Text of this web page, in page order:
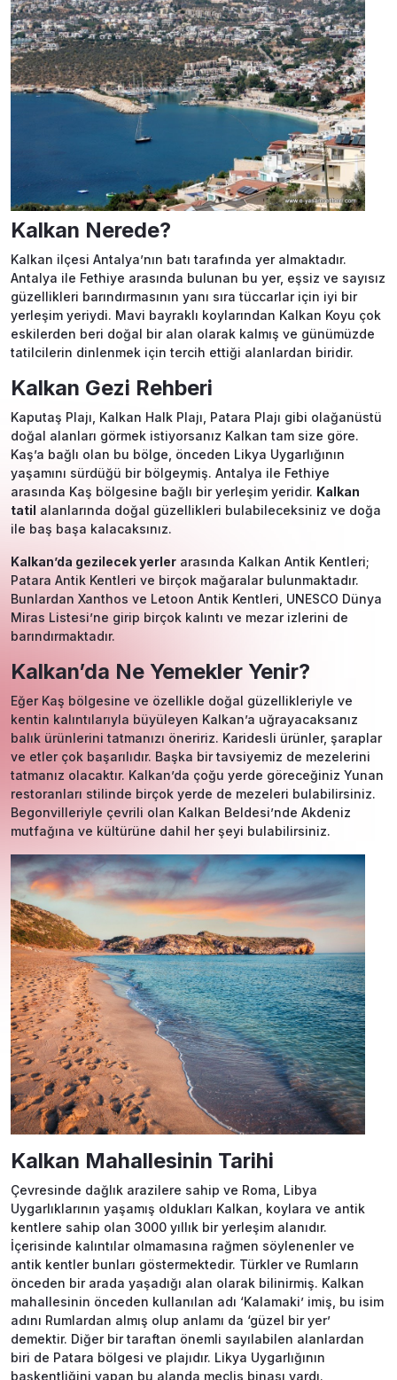
Kalkan Nerede?
Kalkan ilçesi Antalya’nın batı tarafında yer almaktadır.
Antalya ile Fethiye arasında bulunan bu yer, eşsiz ve sayısız
güzellikleri barındırmasının yanı sıra tüccarlar için iyi bir
yerleşim yeriydi. Mavi bayraklı koylarından Kalkan Koyu çok
eskilerden beri doğal bir alan olarak kalmış ve günümüzde
tatilcilerin dinlenmek için tercih ettiği alanlardan biridir.
Kalkan Gezi Rehberi
Kaputaş Plajı, Kalkan Halk Plajı, Patara Plajı gibi olağanüstü
doğal alanları görmek istiyorsanız Kalkan tam size göre.
Kaş’a bağlı olan bu bölge, önceden Likya Uygarlığının
yaşamını sürdüğü bir bölgeymiş. Antalya ile Fethiye
arasında Kaş bölgesine bağlı bir yerleşim yeridir. Kalkan
tatil alanlarında doğal güzellikleri bulabileceksiniz ve doğa
ile baş başa kalacaksınız.
Kalkan’da gezilecek yerler arasında Kalkan Antik Kentleri;
Patara Antik Kentleri ve birçok mağaralar bulunmaktadır.
Bunlardan Xanthos ve Letoon Antik Kentleri, UNESCO Dünya
Miras Listesi’ne girip birçok kalıntı ve mezar izlerini de
barındırmaktadır.
Kalkan’da Ne Yemekler Yenir?
Eğer Kaş bölgesine ve özellikle doğal güzellikleriyle ve
kentin kalıntılarıyla büyüleyen Kalkan’a uğrayacaksanız
balık ürünlerini tatmanızı öneririz. Karidesli ürünler, şaraplar
ve etler çok başarılıdır. Başka bir tavsiyemiz de mezelerini
tatmanız olacaktır. Kalkan’da çoğu yerde göreceğiniz Yunan
restoranları stilinde birçok yerde de mezeleri bulabilirsiniz.
Begonvilleriyle çevrili olan Kalkan Beldesi’nde Akdeniz
mutfağına ve kültürüne dahil her şeyi bulabilirsiniz.
Kalkan Mahallesinin Tarihi
Çevresinde dağlık arazilere sahip ve Roma, Libya
Uygarlıklarının yaşamış oldukları Kalkan, koylara ve antik
kentlere sahip olan 3000 yıllık bir yerleşim alanıdır.
İçerisinde kalıntılar olmamasına rağmen söylenenler ve
antik kentler bunları göstermektedir. Türkler ve Rumların
önceden bir arada yaşadığı alan olarak bilinirmiş. Kalkan
mahallesinin önceden kullanılan adı ‘Kalamaki’ imiş, bu isim
adını Rumlardan almış olup anlamı da ‘güzel bir yer’
demektir. Diğer bir taraftan önemli sayılabilen alanlardan
biri de Patara bölgesi ve plajıdır. Likya Uygarlığının
başkentliğini yapan bu alanda meclis binası vardı.